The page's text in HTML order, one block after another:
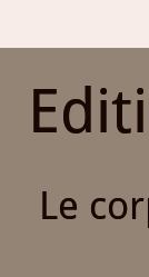
Le